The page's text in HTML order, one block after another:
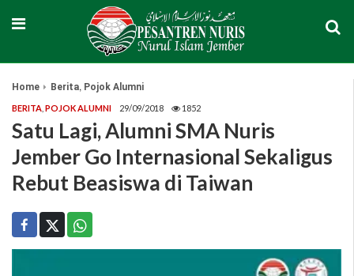
Home Berita, Pojok Alumni
BERITA POJOK ALUMNI 29/09/2018 1852
Satu Lagi, Alumni SMA Nuris
Jember Go Internasional Sekaligus
Rebut Beasiswa di Taiwan